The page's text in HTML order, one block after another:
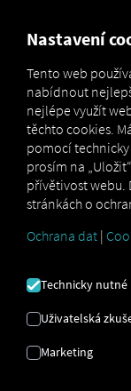
Marketplace
Digitální
Nastavení
Tento web
nabídnout
nejlépe využít
těchto cookies.
pomocí
prosím na
přívětivost webu.
stránkách o
Ochrana dat |
Technicky nutné
Uživatelská
Marketing